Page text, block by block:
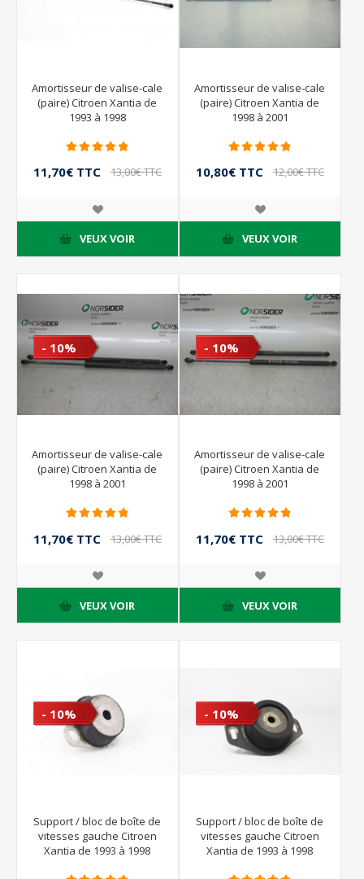
Amortisseur de valise-cale
(paire) Citroen Xantia de
1993 à 1998
11,70€ TTC 13,00€ TTC
VEUX VOIR
Amortisseur de valise-cale
(paire) Citroen Xantia de
1998 à 2001
10,80€ TTC 12,00€ TTC
VEUX VOIR
- 10%
Amortisseur de valise-cale
(paire) Citroen Xantia de
1998 à 2001
11,70€ TTC 13,00€ TTC
VEUX VOIR
- 10%
Amortisseur de valise-cale
(paire) Citroen Xantia de
1998 à 2001
11,70€ TTC 13,00€ TTC
VEUX VOIR
- 10%
Support / bloc de boîte de
vitesses gauche Citroen
Xantia de 1993 à 1998
- 10%
Support / bloc de boîte de
vitesses gauche Citroen
Xantia de 1993 à 1998